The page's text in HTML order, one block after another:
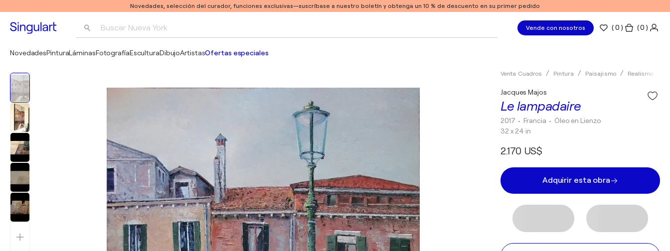
Novedades, selección del curador, funciones exclusivas—suscríbase a nuestro boletín y obtenga un 10 % de descuento en su primer pedido
Buscar Nueva York
Pablo Picasso
Vende con nosotros (0 ) ( 0 )
NovedadesPinturaLáminasFotografíaEsculturaDibujoArtistasOfertas especiales
Venta Cuadros Pintura Paisajismo Realismo
Le lampadaire
Jacques Majos
2017 • Francia • Óleo en Lienzo
32 x 24 in
2.170 US$
Adquirir esta obra